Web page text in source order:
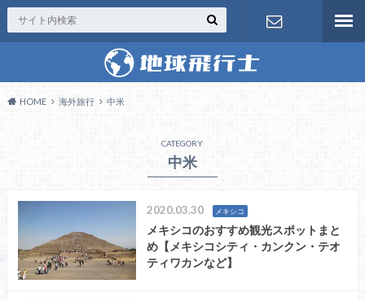
お問い合わ
HOME 海外旅行 中米
CATEGORY
中米
2020.03.30 メキシコ
メキシコのおすすめ観光スポットまと
め【メキシコシティ・カンクン・テオ
ティワカンなど】